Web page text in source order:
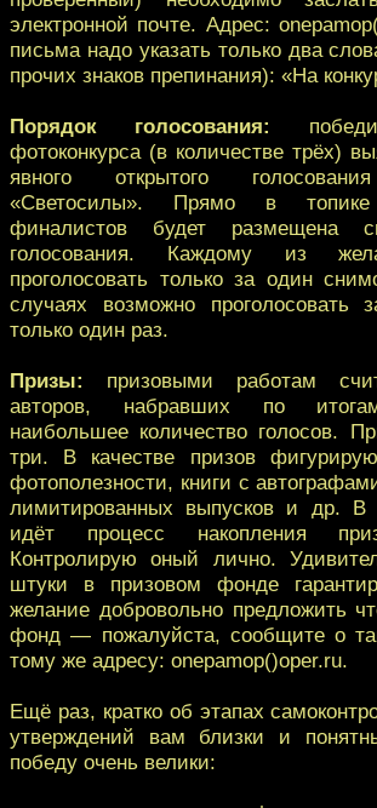
электронной почте. Адрес:
письма надо указать только два
прочих знаков препинания): «На
Порядок голосования:
фотоконкурса (в количестве трёх)
явного открытого
«Светосилы». Прямо в
финалистов будет размещена
голосования. Каждому из
проголосовать только за один
случаях возможно проголосовать
только один раз.
Призы: призовыми работам
авторов, набравших по
наибольшее количество голосов.
три. В качестве призов
фотополезности, книги с
лимитированных выпусков и др.
идёт процесс накопления
Контролирую оный лично.
штуки в призовом фонде
желание добровольно предложить
фонд — пожалуйста, сообщите о
тому же адресу: onepamop()oper.ru.
Ещё раз, кратко об этапах
утверждений вам близки и
победу очень велики: